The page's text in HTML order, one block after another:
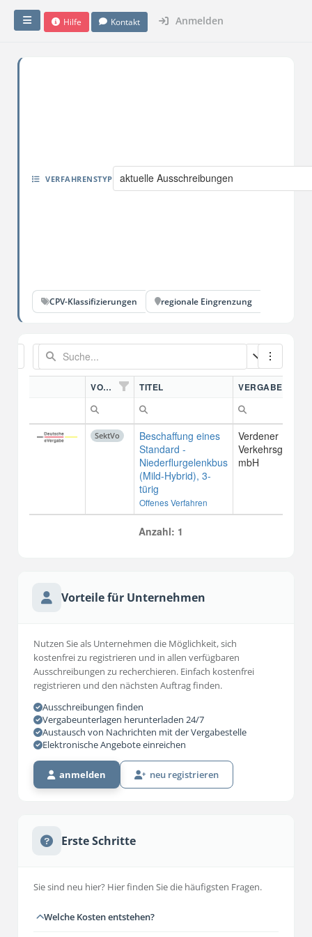
Hilfe Kontakt Anmelden
VERFAHRENSTYP aktuelle Ausschreibungen
CPV-Klassifizierungen regionale Eingrenzung
VORDN. TITEL
SektVo
Beschaffung eines
Standard -
Niederflurgelenkbus
(Mild-Hybrid), 3-
türig
Offenes Verfahren
Verdener
mbH
Anzahl: 1
Vorteile für Unternehmen
Nutzen Sie als Unternehmen die Möglichkeit, sich
kostenfrei zu registrieren und in allen verfügbaren
Ausschreibungen zu recherchieren. Einfach kostenfrei
registrieren und den nächsten Auftrag finden.
Ausschreibungen finden
Vergabeunterlagen herunterladen 24/7
Austausch von Nachrichten mit der Vergabestelle
Elektronische Angebote einreichen
anmelden neu registrieren
Erste Schritte
Sie sind neu hier? Hier finden Sie die häufigsten Fragen.
Welche Kosten entstehen?